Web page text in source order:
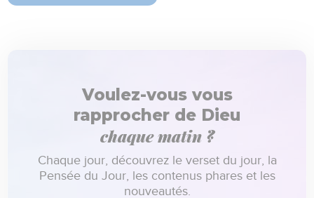
Voulez-vous vous
rapprocher de Dieu
chaque matin ?
Chaque jour, découvrez le verset du jour, la
Pensée du Jour, les contenus phares et les
nouveautés.